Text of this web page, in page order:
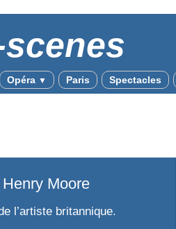
Opéra ▼ Paris Spectacles
Moore
l’artiste britannique.